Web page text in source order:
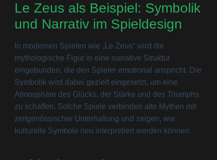
Le Zeus als Beispiel: Symbolik
und Narrativ im Spieldesign
In modernen Spielen wie „Le Zeus“ wird die
mythologische Figur in eine narrative Struktur
eingebunden, die den Spieler emotional anspricht. Die
Symbolik wird dabei gezielt eingesetzt, um eine
Atmosphäre des Glücks, der Stärke und des Triumphs
zu schaffen. Solche Spiele verbinden alte Mythen mit
zeitgenössischer Unterhaltung und zeigen, wie
kulturelle Symbole neu interpretiert werden können.